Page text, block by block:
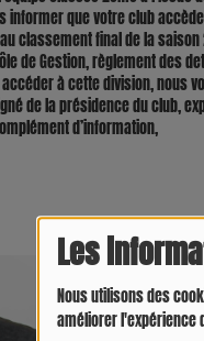
Les
Nous utilisons des
améliorer l'expérience
informer que votre club
classement final de la
de Gestion, règlement des
à cette division, nous
de la présidence du club,
d’information,